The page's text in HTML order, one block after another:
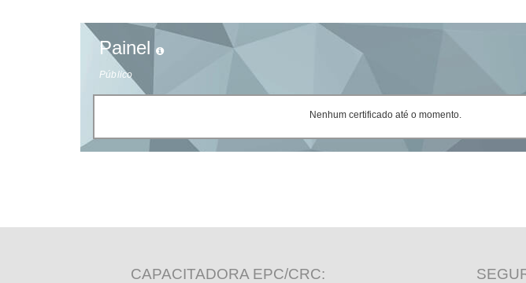
Painel
Público
Nenhum certificado até o momento.
CAPACITADORA EPC/CRC: